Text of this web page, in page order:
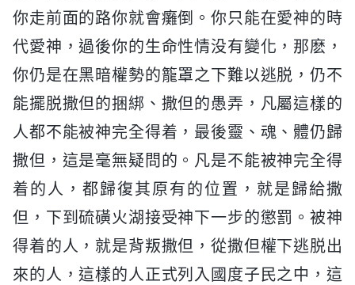
你走前面的路你就會癱倒。你只能在愛神的時
代愛神，過後你的生命性情没有變化，那麽，
你仍是在黑暗權勢的籠罩之下難以逃脱，仍不
能擺脱撒但的捆綁、撒但的愚弄，凡屬這樣的
人都不能被神完全得着，最後靈、魂、體仍歸
撒但，這是毫無疑問的。凡是不能被神完全得
着的人，都歸復其原有的位置，就是歸給撒
但，下到硫磺火湖接受神下一步的懲罰。被神
得着的人，就是背叛撒但，從撒但權下逃脱出
來的人，這樣的人正式列入國度子民之中，這